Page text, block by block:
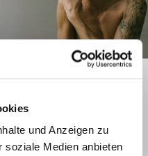
und Anzeigen zu
soziale Medien anbieten